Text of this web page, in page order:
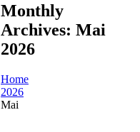
Monthly
Archives: Mai
2026
Home
2026
Mai